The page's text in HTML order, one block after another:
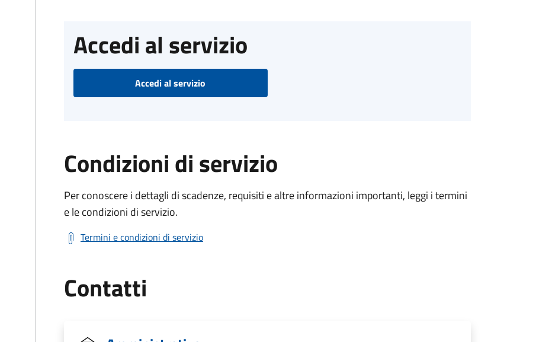
Accedi al servizio
Accedi al servizio
Condizioni di servizio
Per conoscere i dettagli di scadenze, requisiti e altre informazioni importanti, leggi i termini
e le condizioni di servizio.
Termini e condizioni di servizio
Contatti